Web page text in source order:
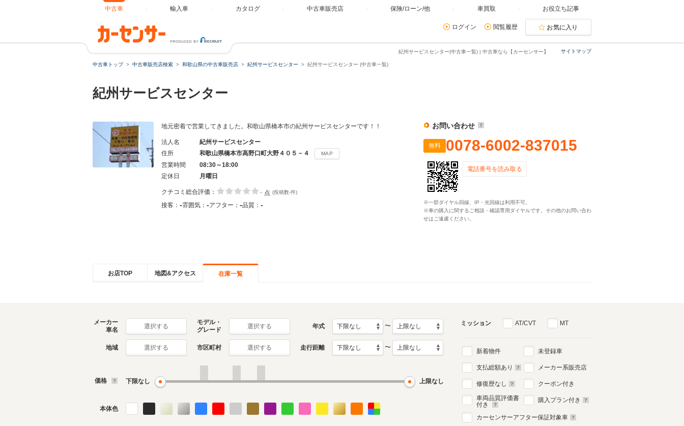
中古車 輸入車 カタログ 中古車販売店 保険/ローン/他 車買取 お役立ち記事
ログイン 閲覧履歴 お気に入り
サイトマップ
紀州サービスセンター(中古車一覧) | 中古車なら【カーセンサー】
中古車トップ 中古車販売店検索 和歌山県の中古車販売店 紀州サービスセンター 紀州サービスセンター (中古車一覧)
紀州サービスセンター
地元密着で営業してきました。和歌山県橋本市の紀州サービスセンターです！！
法人名
紀州サービスセンター
住所
和歌山県橋本市高野口町大野４０５－４ MAP
営業時間
08:30～18:00
定休日
月曜日
クチコミ総合評価： - 点 (投稿数-件)
接客： -雰囲気： -アフター： -品質： -
お問い合わせ
無料 0078-6002-837015
電話番号を読み取る
※一部ダイヤル回線、IP・光回線は利用不可。
※車の購入に関するご相談・確認専用ダイヤルです。その他のお問い合わ
せはご遠慮ください。
お店TOP 地図&アクセス 在庫一覧
メーカー
車名
選択する
モデル・
グレード
選択する 年式 〜
地域 選択する 市区町村 選択する 走行距離 〜
価格 下限なし 上限なし
本体色
ミッション AT/CVT MT
新着物件
支払総額あり
修復歴なし
車両品質評価書
付き
未登録車
メーカー系販売店
クーポン付き
購入プラン付き
カーセンサーアフター保証対象車